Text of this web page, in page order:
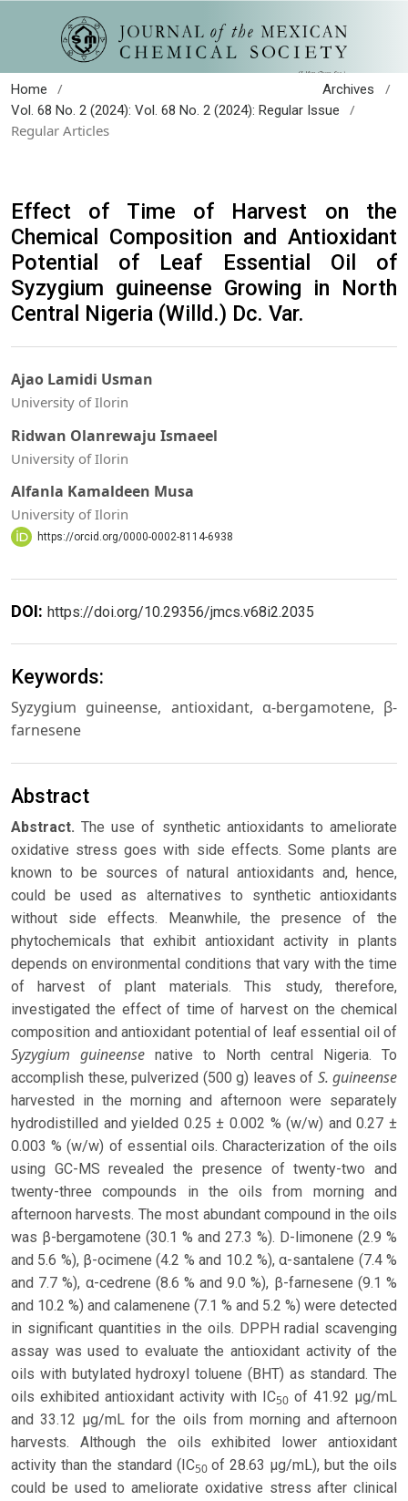
Home / Archives /
Vol. 68 No. 2 (2024): Vol. 68 No. 2 (2024): Regular Issue
/
Regular Articles
Effect of Time of Harvest on the
Chemical Composition and Antioxidant
Potential of Leaf Essential Oil of
Syzygium guineense Growing in North
Central Nigeria (Willd.) Dc. Var.
Ajao Lamidi Usman
University of Ilorin
Ridwan Olanrewaju Ismaeel
University of Ilorin
Alfanla Kamaldeen Musa
University of Ilorin
https://orcid.org/0000-0002-8114-6938
DOI: https://doi.org/10.29356/jmcs.v68i2.2035
Keywords:
Syzygium guineense, antioxidant, α-bergamotene, β-
farnesene
Abstract
Abstract. The use of synthetic antioxidants to ameliorate
oxidative stress goes with side effects. Some plants are
known to be sources of natural antioxidants and, hence,
could be used as alternatives to synthetic antioxidants
without side effects. Meanwhile, the presence of the
phytochemicals that exhibit antioxidant activity in plants
depends on environmental conditions that vary with the time
of harvest of plant materials. This study, therefore,
investigated the effect of time of harvest on the chemical
composition and antioxidant potential of leaf essential oil of
Syzygium guineense native to North central Nigeria. To
accomplish these, pulverized (500 g) leaves of S. guineense
harvested in the morning and afternoon were separately
hydrodistilled and yielded 0.25 ± 0.002 % (w/w) and 0.27 ±
0.003 % (w/w) of essential oils. Characterization of the oils
using GC-MS revealed the presence of twenty-two and
twenty-three compounds in the oils from morning and
afternoon harvests. The most abundant compound in the oils
was β-bergamotene (30.1 % and 27.3 %). D-limonene (2.9 %
and 5.6 %), β-ocimene (4.2 % and 10.2 %), α-santalene (7.4 %
and 7.7 %), α-cedrene (8.6 % and 9.0 %), β-farnesene (9.1 %
and 10.2 %) and calamenene (7.1 % and 5.2 %) were detected
in significant quantities in the oils. DPPH radial scavenging
assay was used to evaluate the antioxidant activity of the
oils with butylated hydroxyl toluene (BHT) as standard. The
oils exhibited antioxidant activity with IC50 of 41.92 μg/mL
and 33.12 μg/mL for the oils from morning and afternoon
harvests. Although the oils exhibited lower antioxidant
activity than the standard (IC50 of 28.63 μg/mL), but the oils
could be used to ameliorate oxidative stress after clinical